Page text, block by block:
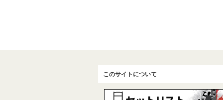
このサイトについて